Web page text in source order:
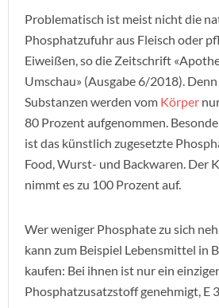
Problematisch ist meist nicht die
Phosphatzufuhr aus Fleisch oder
Eiweißen, so die Zeitschrift
Umschau» (Ausgabe 6/2018).
Substanzen werden vom Körper
80 Prozent aufgenommen.
ist das künstlich zugesetzte
Food, Wurst- und Backwaren. Der
nimmt es zu 100 Prozent auf.
Wer weniger Phosphate zu sich
kann zum Beispiel Lebensmittel in
kaufen: Bei ihnen ist nur ein einziger
Phosphatzusatzstoff genehmigt, E